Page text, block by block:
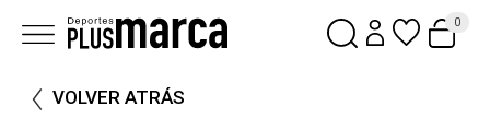
0
VOLVER ATRÁS